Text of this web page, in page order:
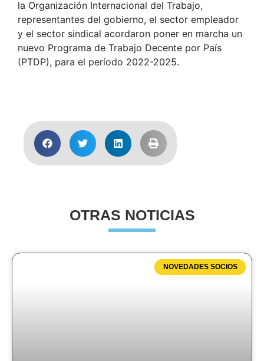
la Organización Internacional del Trabajo,
representantes del gobierno, el sector empleador
y el sector sindical acordaron poner en marcha un
nuevo Programa de Trabajo Decente por País
(PTDP), para el período 2022-2025.
OTRAS NOTICIAS
NOVEDADES SOCIOS